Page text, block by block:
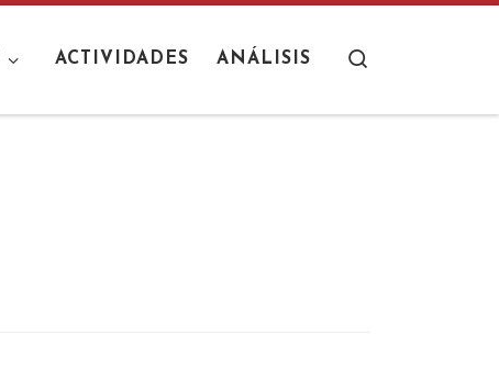
ACTIVIDADES ANÁLISIS